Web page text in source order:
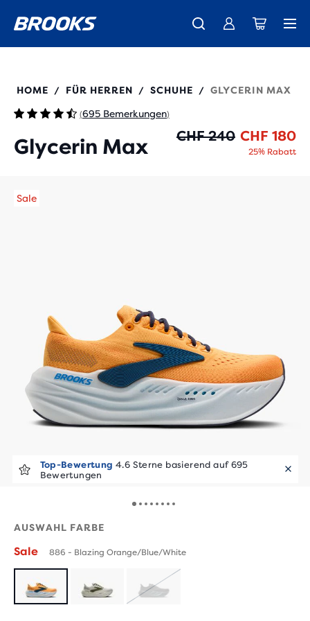
Der brandneue Ghost Amp ist da - Shop Damen Herren
Wir präsentieren die neue Cascadia Kollektion - Jetzt kaufen
Kostenloser Versand für alle Bestellungen über CHF 100
110447
HOME / FÜR HERREN / SCHUHE / GLYCERIN MAX
(695 Bemerkungen)
Glycerin Max CHF 240 CHF 180
25% Rabatt
Top-Bewertung 4.6 Sterne basierend auf 695
Bewertungen
Sale
AUSWAHL FARBE
Sale 886 - Blazing Orange/Blue/White
AUSVERKAUFT